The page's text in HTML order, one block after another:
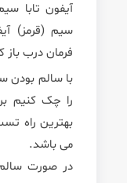
آیفون تابا
فرمان درب
با سالم بودن
را چک کنیم
می باشد.
در صورت